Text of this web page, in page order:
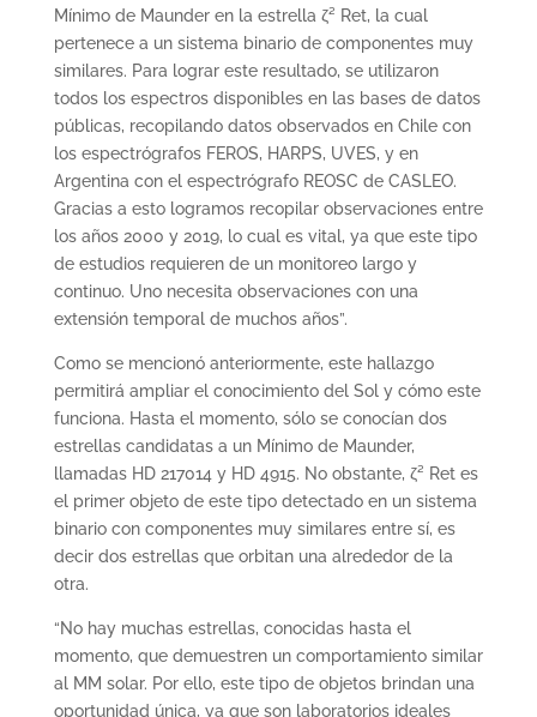
Mínimo de Maunder en la estrella ζ² Ret, la cual
pertenece a un sistema binario de componentes muy
similares. Para lograr este resultado, se utilizaron
todos los espectros disponibles en las bases de datos
públicas, recopilando datos observados en Chile con
los espectrógrafos FEROS, HARPS, UVES, y en
Argentina con el espectrógrafo REOSC de CASLEO.
Gracias a esto logramos recopilar observaciones entre
los años 2000 y 2019, lo cual es vital, ya que este tipo
de estudios requieren de un monitoreo largo y
continuo. Uno necesita observaciones con una
extensión temporal de muchos años”.
Como se mencionó anteriormente, este hallazgo
permitirá ampliar el conocimiento del Sol y cómo este
funciona. Hasta el momento, sólo se conocían dos
estrellas candidatas a un Mínimo de Maunder,
llamadas HD 217014 y HD 4915. No obstante, ζ² Ret es
el primer objeto de este tipo detectado en un sistema
binario con componentes muy similares entre sí, es
decir dos estrellas que orbitan una alrededor de la
otra.
“No hay muchas estrellas, conocidas hasta el
momento, que demuestren un comportamiento similar
al MM solar. Por ello, este tipo de objetos brindan una
oportunidad única, ya que son laboratorios ideales